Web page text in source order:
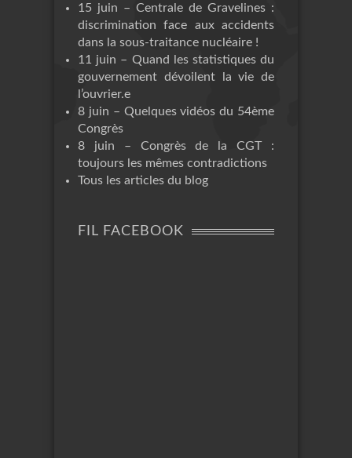
15 juin – Centrale de Gravelines :
discrimination face aux accidents
dans la sous-traitance nucléaire !
11 juin – Quand les statistiques du
gouvernement dévoilent la vie de
l’ouvrier.e
8 juin – Quelques vidéos du 54ème
Congrès
8 juin – Congrès de la CGT :
toujours les mêmes contradictions
Tous les articles du blog
FIL FACEBOOK